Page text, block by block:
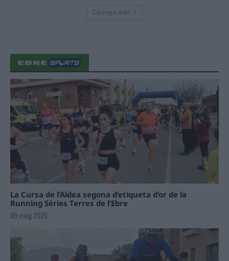
Carrega més
La Cursa de l’Aldea segona d’etiqueta d’or de la
Running Sèries Terres de l’Ebre
09 maig 2026